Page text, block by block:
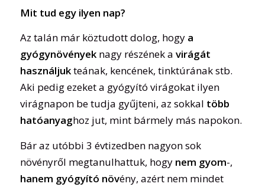
Mit tud egy ilyen nap?
Az talán már köztudott dolog, hogy a
gyógynövényeknagy részének a virágát
használjukteának, kencének, tinktúrának stb.
Aki pedig ezeket a gyógyító virágokat ilyen
virágnapon be tudja gyűjteni, az sokkal több
hatóanyaghoz jut, mint bármely más napokon.
Bár az utóbbi 3 évtizedben nagyon sok
növényről megtanulhattuk, hogy nem gyom-,
hanem gyógyító növény, azért nem mindet